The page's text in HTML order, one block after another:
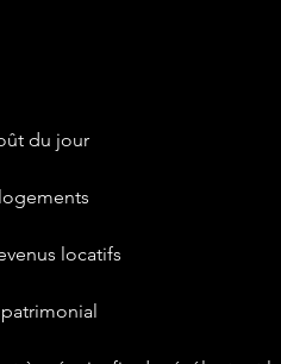
du jour
locatifs